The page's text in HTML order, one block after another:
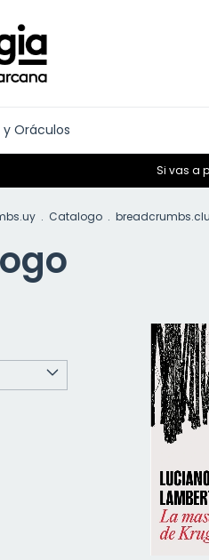
Oráculos
Si vas a
. Catalogo .